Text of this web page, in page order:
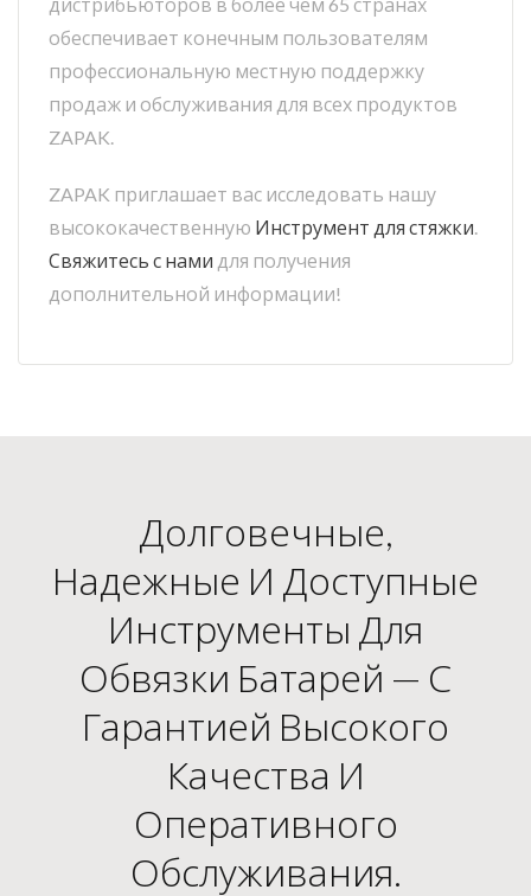
обеспечивает конечным пользователям
профессиональную местную поддержку
продаж и обслуживания для всех продуктов
ZAPAK.
ZAPAK приглашает вас исследовать нашу
высококачественную Инструмент для стяжки
Свяжитесь с нами для получения
дополнительной информации!
Долговечные,
Надежные И Доступные
Инструменты Для
Обвязки Батарей — С
Гарантией Высокого
Качества И
Оперативного
Обслуживания.